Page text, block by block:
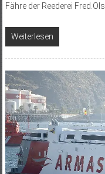
Fähre der Reederei
Weiterlesen